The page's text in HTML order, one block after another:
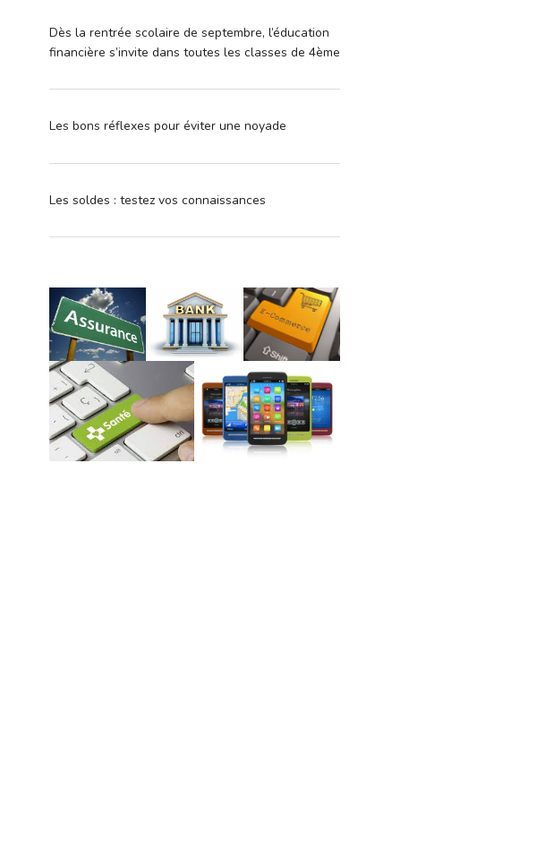
Dès la rentrée scolaire de septembre, l’éducation
financière s’invite dans toutes les classes de 4ème
Les bons réflexes pour éviter une noyade
Les soldes : testez vos connaissances